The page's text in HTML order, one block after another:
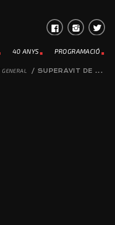
40 ANYS PROGRAMACIÓ
GENERAL / SUPERÀVIT DE ...